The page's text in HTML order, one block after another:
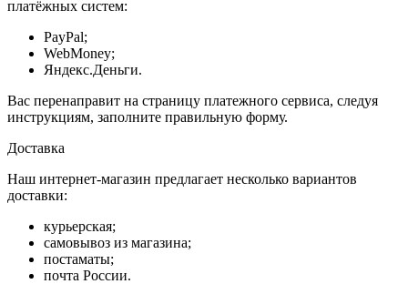
платёжных систем:
PayPal;
WebMoney;
Яндекс.Деньги.
Вас перенаправит на страницу платежного сервиса, следуя
инструкциям, заполните правильную форму.
Доставка
Наш интернет-магазин предлагает несколько вариантов
доставки:
курьерская;
самовывоз из магазина;
постаматы;
почта России.